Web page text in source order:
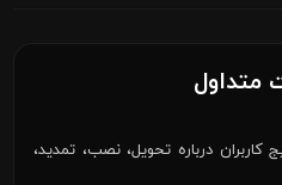
متداول
درباره تحویل، نصب، تمدید،